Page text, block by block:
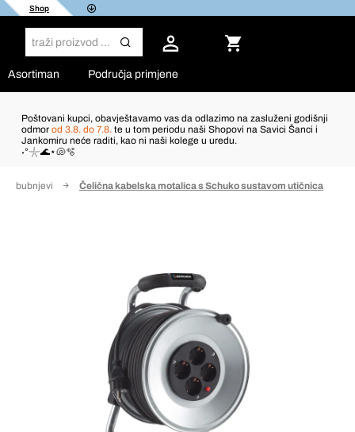
Shop
Asortiman Područja primjene
Poštovani kupci, obavještavamo vas da odlazimo na zasluženi godišnji
odmor od 3.8. do 7.8. te u tom periodu naši Shopovi na Savici Šanci i
Jankomiru neće raditi, kao ni naši kolege u uredu.
˖°𓇼🌊⋆🐚🫧
bubnjevi Čelična kabelska motalica s Schuko sustavom utičnica